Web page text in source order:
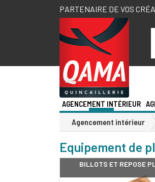
PARTENAIRE DE VOS
AGENCEMENT INTÉRIEUR
Agencement intérieur
Equipement de
BILLOTS ET REPOSE